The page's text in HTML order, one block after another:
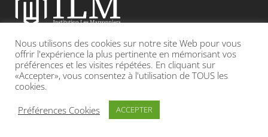
Etablissement catholique sous contrat d’association avec l’Etat
Adresse : 19, Grande rue 69420 CONDRIEU
INFOS LÉGALES POLITIQUE DE CONFIDENTIALITÉ
Nous utilisons des cookies sur notre site Web pour vous
offrir l'expérience la plus pertinente en mémorisant vos
préférences et les visites répétées. En cliquant sur
«Accepter», vous consentez à l'utilisation de TOUS les
cookies.
Préférences Cookies
ACCEPTER